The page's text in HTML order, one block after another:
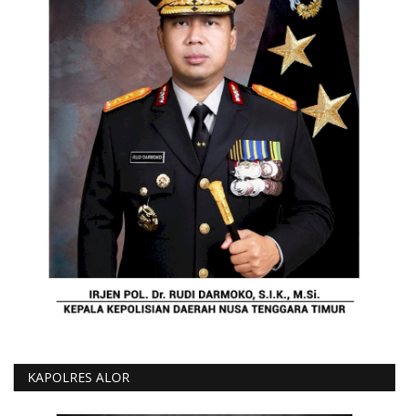
KAPOLRES ALOR